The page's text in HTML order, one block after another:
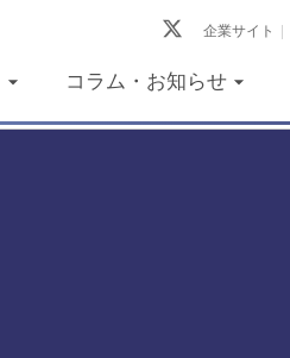
企業サイト |
コラム・お知らせ